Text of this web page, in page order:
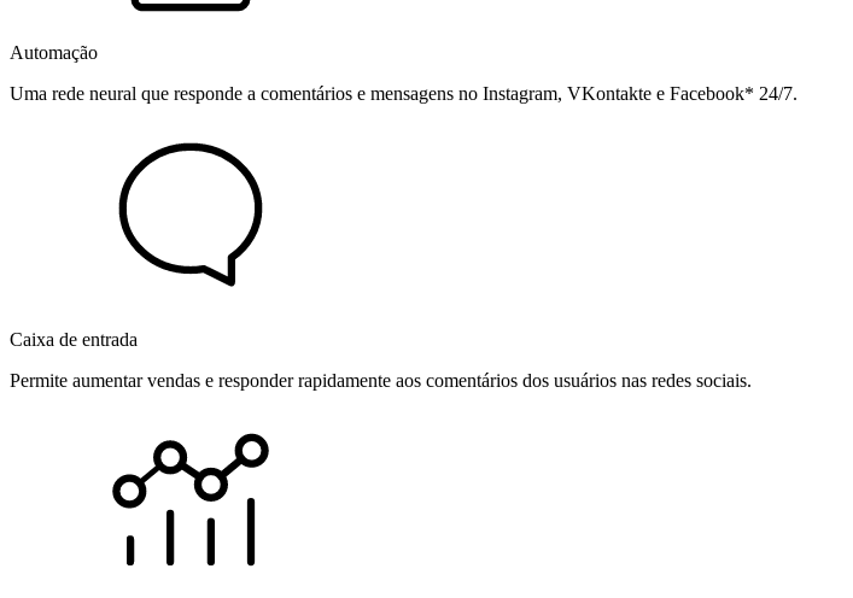
Automação
Uma rede neural que responde a comentários e mensagens no Instagram, VKontakte e Facebook* 24/7.
Caixa de entrada
Permite aumentar vendas e responder rapidamente aos comentários dos usuários nas redes sociais.